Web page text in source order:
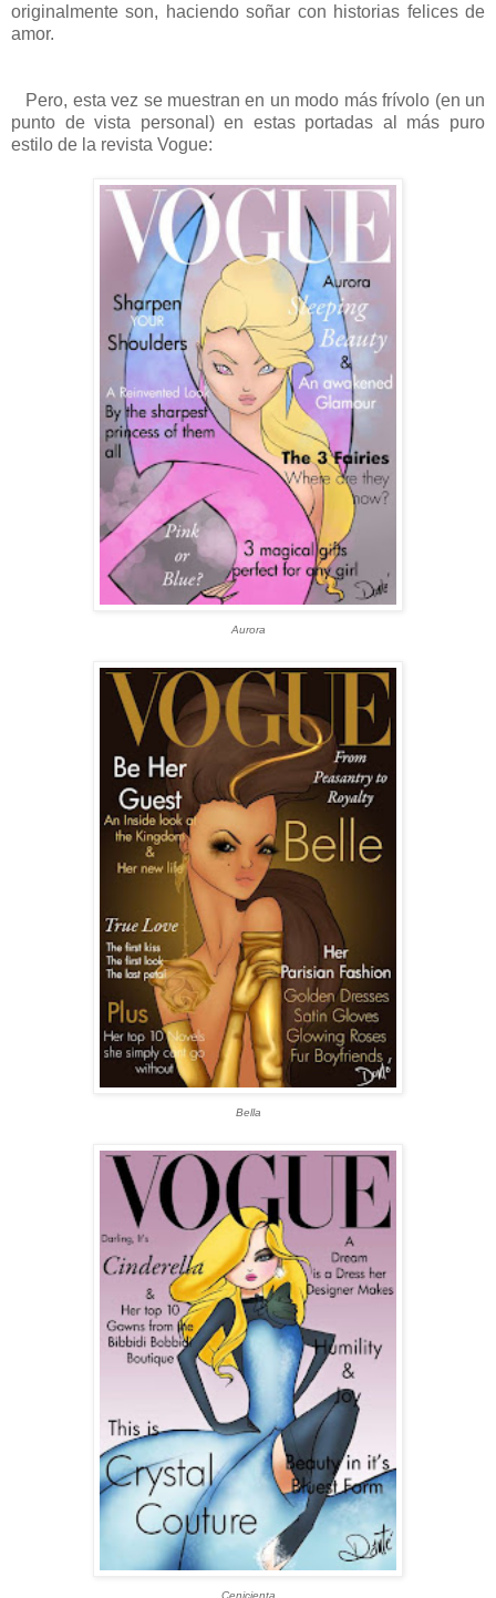
originalmente son, haciendo soñar con historias felices de
amor.
Pero, esta vez se muestran en un modo más frívolo (en un
punto de vista personal) en estas portadas al más puro
estilo de la revista Vogue:
Aurora
Bella
Cenicienta